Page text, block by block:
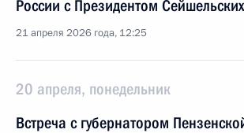
России с Президентом
21 апреля 2026 года, 12:25
20 апреля, понедельник
Встреча с губернатором